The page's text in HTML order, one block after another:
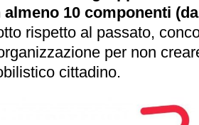
10 componenti
rispetto al passato,
per non
cittadino.